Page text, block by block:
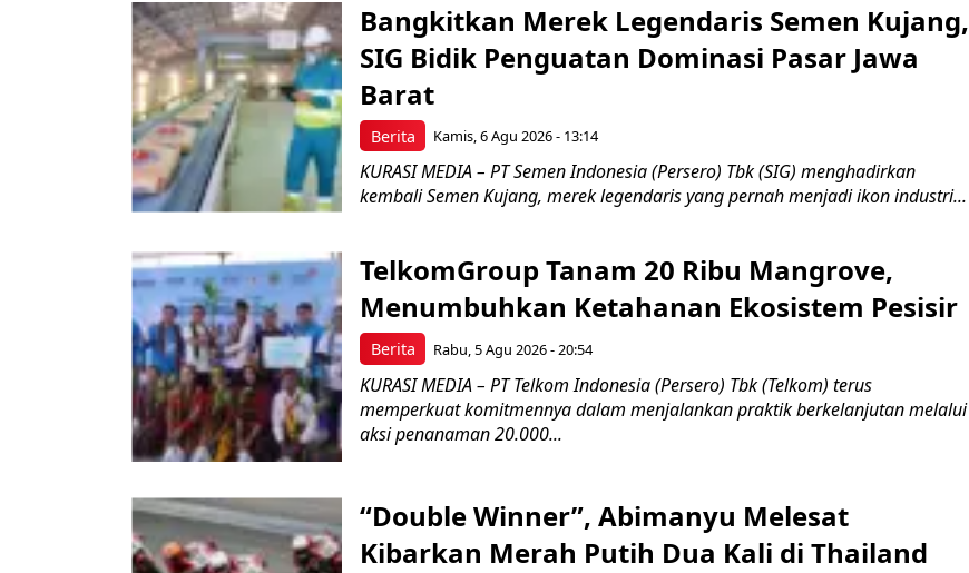
Berita
Bangkitkan Merek Legendaris Semen Kujang,
SIG Bidik Penguatan Dominasi Pasar Jawa
Barat
Kamis, 6 Agu 2026 - 13:14
KURASI MEDIA – PT Semen Indonesia (Persero) Tbk (SIG) menghadirkan
kembali Semen Kujang, merek legendaris yang pernah menjadi ikon industri...
Berita
TelkomGroup Tanam 20 Ribu Mangrove,
Menumbuhkan Ketahanan Ekosistem Pesisir
Rabu, 5 Agu 2026 - 20:54
KURASI MEDIA – PT Telkom Indonesia (Persero) Tbk (Telkom) terus
memperkuat komitmennya dalam menjalankan praktik berkelanjutan melalui
aksi penanaman 20.000...
“Double Winner”, Abimanyu Melesat
Kibarkan Merah Putih Dua Kali di Thailand